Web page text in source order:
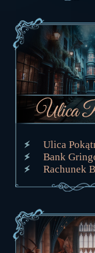
Ulica
Bank
Rachunek